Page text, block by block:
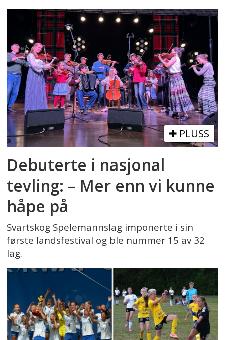
PLUSS
Debuterte i nasjonal
tevling: – Mer enn vi kunne
håpe på
Svartskog Spelemannslag imponerte i sin
første landsfestival og ble nummer 15 av 32
lag.